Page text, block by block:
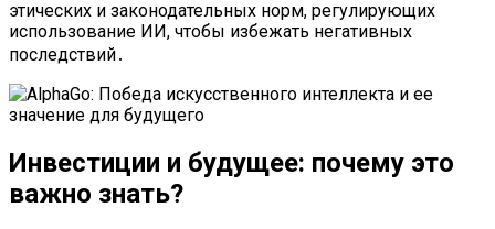
этических и законодательных норм, регулирующих
использование ИИ, чтобы избежать негативных
последствий․
Инвестиции и будущее: почему это
важно знать?